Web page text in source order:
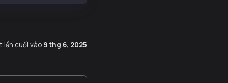
lần cuối vào 9 thg 6, 2025